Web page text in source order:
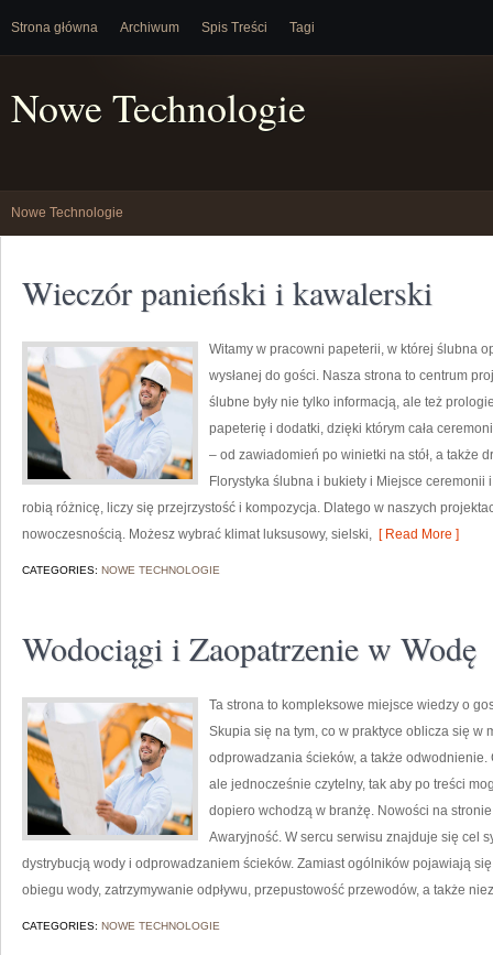
Strona główna Archiwum Spis Treści Tagi
Nowe Technologie
Nowe Technologie
Wieczór panieński i kawalerski
Witamy w pracowni papeterii, w której ślubna
wysłanej do gości. Nasza strona to centrum
ślubne były nie tylko informacją, ale też
papeterię i dodatki, dzięki którym cała
– od zawiadomień po winietki na stół, a także
Florystyka ślubna i bukiety i Miejsce
robią różnicę, liczy się przejrzystość i kompozycja. Dlatego w naszych
nowoczesnością. Możesz wybrać klimat luksusowy, sielski, [ Read More ]
CATEGORIES: NOWE TECHNOLOGIE
Wodociągi i Zaopatrzenie w Wodę
Ta strona to kompleksowe miejsce wiedzy o
Skupia się na tym, co w praktyce oblicza się w
odprowadzania ścieków, a także odwodnienie.
ale jednocześnie czytelny, tak aby po treści
dopiero wchodzą w branżę. Nowości na
Awaryjność. W sercu serwisu znajduje się cel
dystrybucją wody i odprowadzaniem ścieków. Zamiast ogólników pojawiają
obiegu wody, zatrzymywanie odpływu, przepustowość przewodów, a także
CATEGORIES: NOWE TECHNOLOGIE